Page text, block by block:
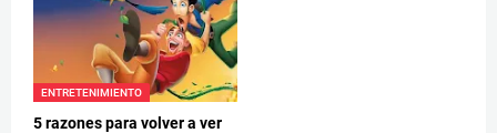
ENTRETENIMIENTO
5 razones para volver a ver